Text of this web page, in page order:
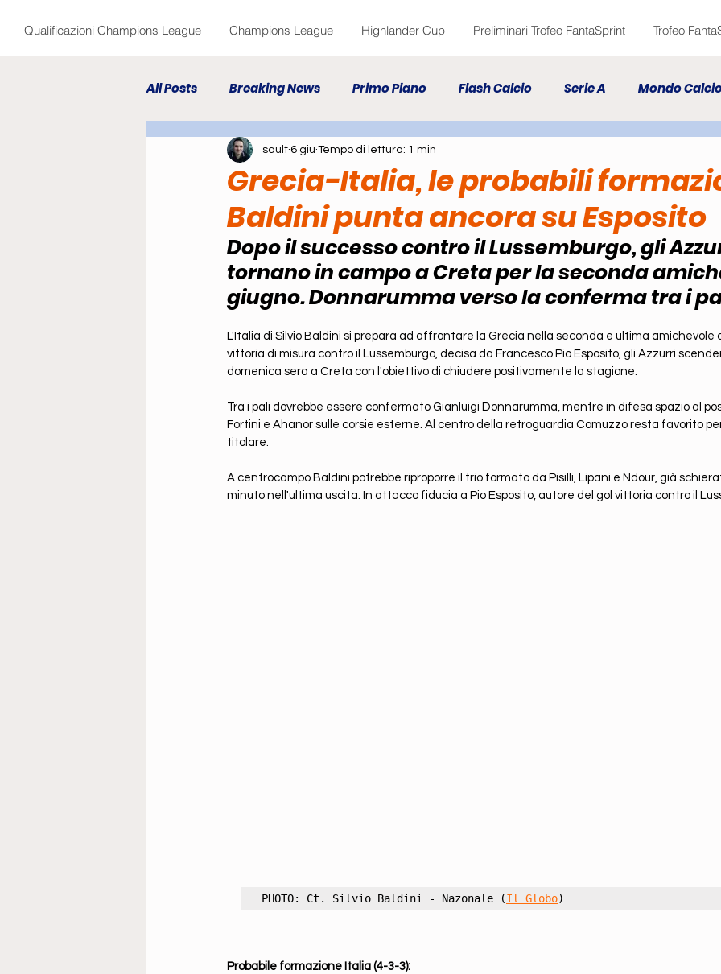
Qualificazioni Champions League Champions League Highlander Cup Preliminari Trofeo FantaSprint Trofeo
All Posts Breaking News Primo Piano Flash Calcio Serie A Mondo
Fanta Breaking News Fanta Primo Piano
Calciomercato
Grecia-Italia, le probabili
Baldini punta ancora su Esposito
sault 6 giu Tempo di lettura: 1 min
Dopo il successo contro il Lussemburgo, gli
tornano in campo a Creta per la seconda
giugno. Donnarumma verso la conferma tra i
L'Italia di Silvio Baldini si prepara ad affrontare la Grecia nella seconda e ultima amichevole
vittoria di misura contro il Lussemburgo, decisa da Francesco Pio Esposito, gli Azzurri
domenica sera a Creta con l'obiettivo di chiudere positivamente la stagione.
Tra i pali dovrebbe essere confermato Gianluigi Donnarumma, mentre in difesa spazio al
Fortini e Ahanor sulle corsie esterne. Al centro della retroguardia Comuzzo resta favorito
titolare.
A centrocampo Baldini potrebbe riproporre il trio formato da Pisilli, Lipani e Ndour, già
minuto nell'ultima uscita. In attacco fiducia a Pio Esposito, autore del gol vittoria contro il
PHOTO: Ct. Silvio Baldini - Nazonale (Il Globo)
Probabile formazione Italia (4-3-3):